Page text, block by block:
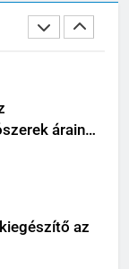
színek
árainak
az